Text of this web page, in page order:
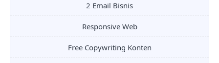
2 Email Bisnis
Responsive Web
Free Copywriting Konten